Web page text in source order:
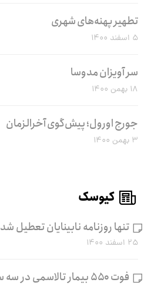
تطهیر پهنه‌های شهری
۵ اسفند ۱۴۰۰
سر آویزان مدوسا
۱۸ بهمن ۱۴۰۰
جورج اورول؛ پیش‌گوی آخرالزمان
۳ بهمن ۱۴۰۰
کیوسک
تنها روزنامه نابینایان تعطیل شد
۲۵ اسفند ۱۴۰۰
فوت ۵۵۰ بیمار تالاسمی در سه سال اخیر